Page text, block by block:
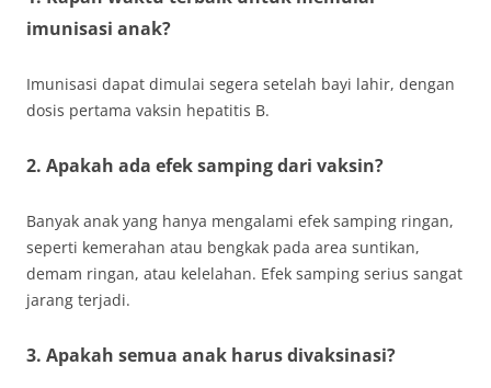
imunisasi anak?
Imunisasi dapat dimulai segera setelah bayi lahir, dengan
dosis pertama vaksin hepatitis B.
2. Apakah ada efek samping dari vaksin?
Banyak anak yang hanya mengalami efek samping ringan,
seperti kemerahan atau bengkak pada area suntikan,
demam ringan, atau kelelahan. Efek samping serius sangat
jarang terjadi.
3. Apakah semua anak harus divaksinasi?